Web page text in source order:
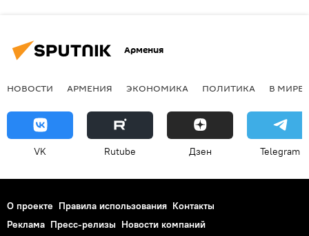
Армения
НОВОСТИ АРМЕНИЯ ЭКОНОМИКА ПОЛИТИКА В МИРЕ
VK Rutube Дзен Telegram
О проекте Правила использования Контакты
Реклама Пресс-релизы Новости компаний